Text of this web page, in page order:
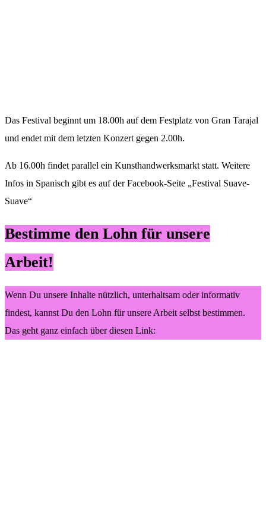
Das Festival beginnt um 18.00h auf dem Festplatz von Gran Tarajal
und endet mit dem letzten Konzert gegen 2.00h.
Ab 16.00h findet parallel ein Kunsthandwerksmarkt statt. Weitere
Infos in Spanisch gibt es auf der Facebook-Seite „Festival Suave-
Suave“
Bestimme den Lohn für unsere
Arbeit!
Wenn Du unsere Inhalte nützlich, unterhaltsam oder informativ
findest, kannst Du den Lohn für unsere Arbeit selbst bestimmen.
Das geht ganz einfach über diesen Link: